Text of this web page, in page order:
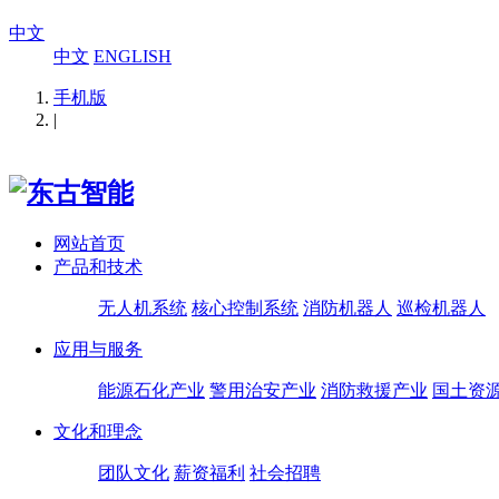
中文
中文 ENGLISH
手机版
|
网站首页
产品和技术
无人机系统 核心控制系统 消防机器人 巡检机器人
应用与服务
能源石化产业 警用治安产业 消防救援产业 国土资
文化和理念
团队文化 薪资福利 社会招聘